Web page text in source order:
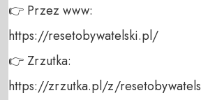
👉 Przez www:
https://resetobywatelski.pl/
👉 Zrzutka:
https://zrzutka.pl/z/